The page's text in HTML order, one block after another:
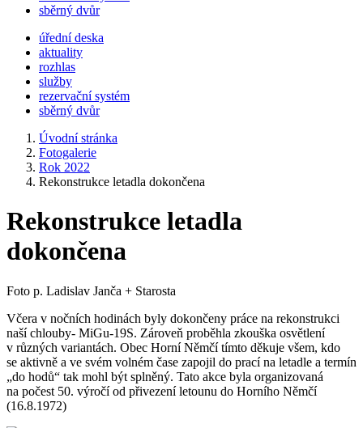
sběrný dvůr
úřední deska
aktuality
rozhlas
služby
rezervační systém
sběrný dvůr
Úvodní stránka
Fotogalerie
Rok 2022
Rekonstrukce letadla dokončena
Rekonstrukce letadla
dokončena
Foto p. Ladislav Janča + Starosta
Včera v nočních hodinách byly dokončeny práce na rekonstrukci
naší chlouby- MiGu-19S. Zároveň proběhla zkouška osvětlení
v různých variantách. Obec Horní Němčí tímto děkuje všem, kdo
se aktivně a ve svém volném čase zapojil do prací na letadle a termín
„do hodů“ tak mohl být splněný. Tato akce byla organizovaná
na počest 50. výročí od přivezení letounu do Horního Němčí
(16.8.1972)